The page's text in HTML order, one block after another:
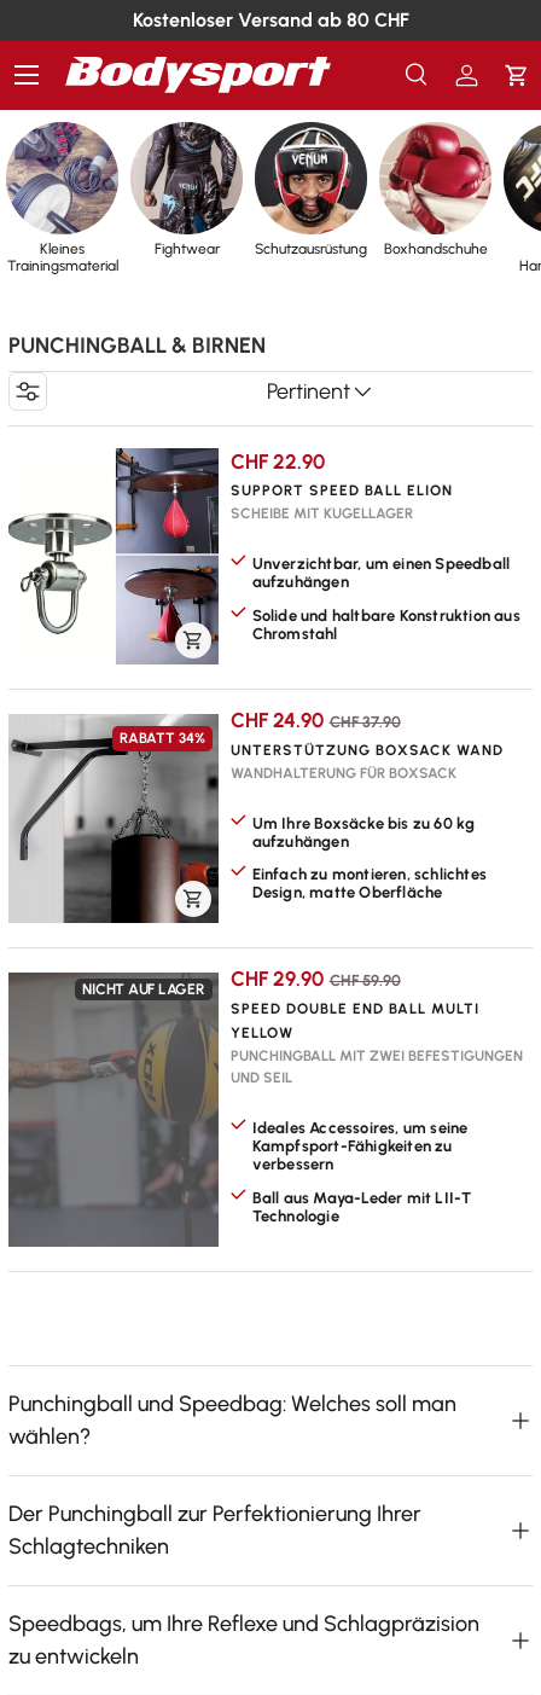
Kostenloser Versand ab 80 CHF
Suchen
Suchen
Suche
Menü
Kleines
Trainingsmaterial
Fightwear Schutzausrüstung
Boxhandschuhe
PUNCHINGBALL & BIRNEN
Pertinent
NICHT AUF LAGER CHF 29.90 CHF 59.90
SPEED DOUBLE END BALL MULTI
YELLOW
PUNCHINGBALL MIT ZWEI BEFESTIGUNGEN
UND SEIL
Ideales Accessoires, um seine
Kampfsport-Fähigkeiten zu
verbessern
Ball aus Maya-Leder mit LII-T
Technologie
OPTIONEN AUSWÄHLEN
CHF 22.90
SUPPORT SPEED BALL ELION
SCHEIBE MIT KUGELLAGER
Unverzichtbar, um einen Speedball
aufzuhängen
Solide und haltbare Konstruktion aus
Chromstahl
OPTIONEN AUSWÄHLEN
RABATT 34%
CHF 24.90 CHF 37.90
UNTERSTÜTZUNG BOXSACK WAND
WANDHALTERUNG FÜR BOXSACK
Um Ihre Boxsäcke bis zu 60 kg
aufzuhängen
Einfach zu montieren, schlichtes
Design, matte Oberfläche
Punchingball und Speedbag: Welches soll man
wählen?
Der Punchingball zur Perfektionierung Ihrer
Schlagtechniken
Speedbags, um Ihre Reflexe und Schlagpräzision
zu entwickeln